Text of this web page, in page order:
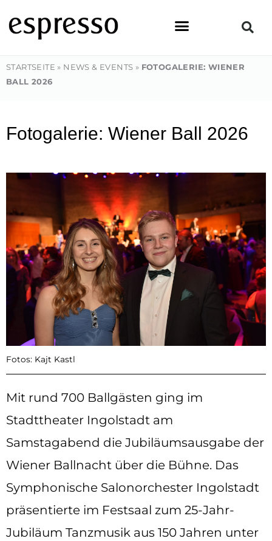
Inhalt
springen
STARTSEITE » NEWS & EVENTS » FOTOGALERIE: WIENER
BALL 2026
Fotogalerie: Wiener Ball 2026
Fotos: Kajt Kastl
Mit rund 700 Ballgästen ging im
Stadttheater Ingolstadt am
Samstagabend die Jubiläumsausgabe der
Wiener Ballnacht über die Bühne. Das
Symphonische Salonorchester Ingolstadt
präsentierte im Festsaal zum 25-Jahr-
Jubiläum Tanzmusik aus 150 Jahren unter